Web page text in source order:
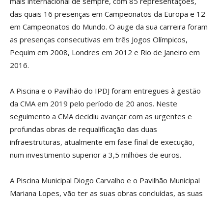
das quais 16 presenças em Campeonatos da Europa e 12
em Campeonatos do Mundo. O auge da sua carreira foram
as presenças consecutivas em três Jogos Olímpicos,
Pequim em 2008, Londres em 2012 e Rio de Janeiro em
2016.
A Piscina e o Pavilhão do IPDJ foram entregues à gestão
da CMA em 2019 pelo período de 20 anos. Neste
seguimento a CMA decidiu avançar com as urgentes e
profundas obras de requalificação das duas
infraestruturas, atualmente em fase final de execução,
num investimento superior a 3,5 milhões de euros.
A Piscina Municipal Diogo Carvalho e o Pavilhão Municipal
Mariana Lopes, vão ter as suas obras concluídas, as suas